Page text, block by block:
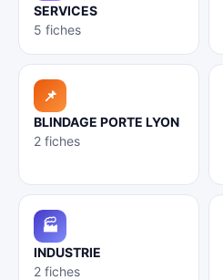
SERVICES
5 fiches
📌
BLINDAGE PORTE LYON
2 fiches
🏭
INDUSTRIE
2 fiches